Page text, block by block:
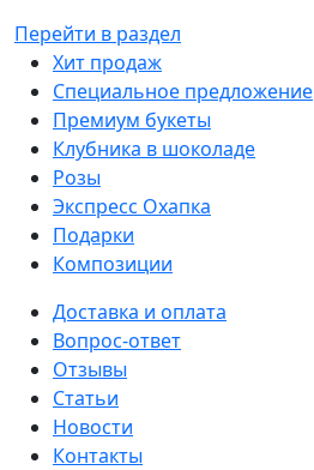
Перейти в раздел
Хит продаж
Специальное предложение
Премиум букеты
Клубника в шоколаде
Розы
Экспресс Охапка
Подарки
Композиции
Доставка и оплата
Вопрос-ответ
Отзывы
Статьи
Новости
Контакты